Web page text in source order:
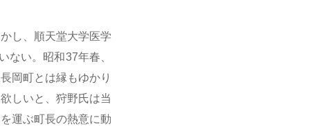
し、順天堂大学医学
ない。昭和37年春、
岡町とは縁もゆかり
しいと、狩野氏は当
運ぶ町長の熱意に動